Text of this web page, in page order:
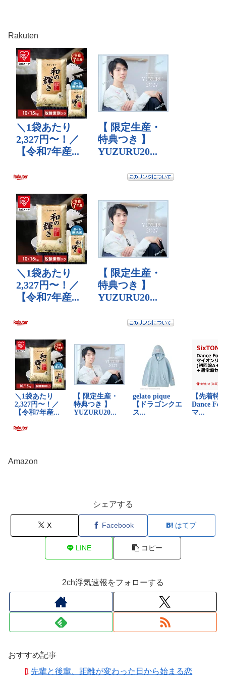
Rakuten
Amazon
シェアする
X Facebook はてブ
LINE コピー
2ch浮気速報をフォローする
おすすめ記事
先輩と後輩、距離が変わった日から始まる恋